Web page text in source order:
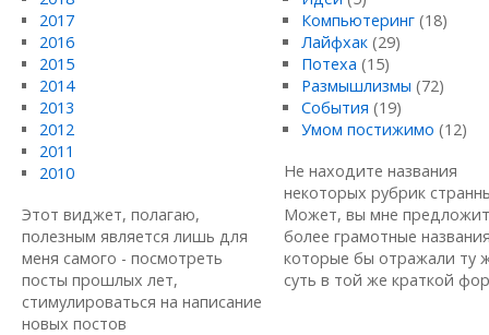
2017
2016
2015
2014
2013
2012
2011
2010
Этот виджет, полагаю,
полезным является лишь для
меня самого - посмотреть
посты прошлых лет,
стимулироваться на написание
новых постов
Компьютеринг(18)
Лайфхак(29)
Потеха (15)
Размышлизмы (72)
События (19)
Умом постижимо (12)
Не находите названия
некоторых рубрик
Может, вы мне
более грамотные
которые бы отражали ту
суть в той же краткой